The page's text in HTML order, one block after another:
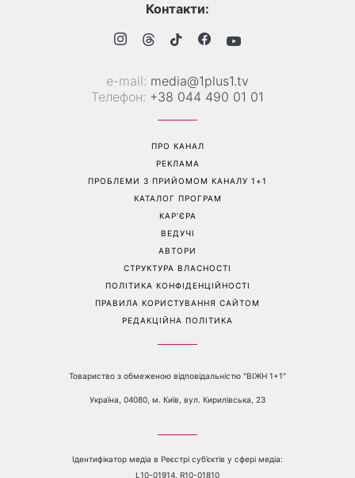
Контакти:
е-mail: media@1plus1.tv
Телефон: +38 044 490 01 01
ПРО КАНАЛ
РЕКЛАМА
ПРОБЛЕМИ З ПРИЙОМОМ КАНАЛУ 1+1
КАТАЛОГ ПРОГРАМ
КАР’ЄРА
ВЕДУЧІ
АВТОРИ
СТРУКТУРА ВЛАСНОСТІ
ПОЛІТИКА КОНФІДЕНЦІЙНОСТІ
ПРАВИЛА КОРИСТУВАННЯ САЙТОМ
РЕДАКЦІЙНА ПОЛІТИКА
Товариство з обмеженою відповідальністю "ВІЖН 1+1"
Україна, 04080, м. Київ, вул. Кирилівська, 23
Ідентифікатор медіа в Реєстрі суб’єктів у сфері медіа:
L10-01914, R10-01810